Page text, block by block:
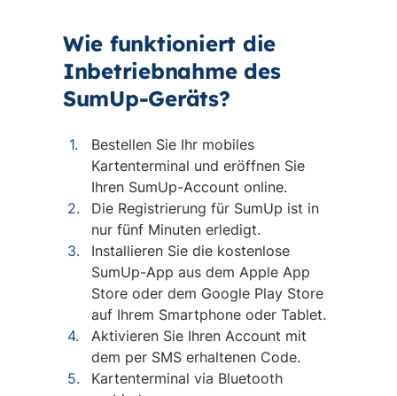
Wie funktioniert die
Inbetriebnahme des
SumUp-Geräts?
Bestellen Sie Ihr mobiles
Kartenterminal und eröffnen Sie
Ihren SumUp-Account online.
Die Registrierung für SumUp ist in
nur fünf Minuten erledigt.
Installieren Sie die kostenlose
SumUp-App aus dem Apple App
Store oder dem Google Play Store
auf Ihrem Smartphone oder Tablet.
Aktivieren Sie Ihren Account mit
dem per SMS erhaltenen Code.
Kartenterminal via Bluetooth